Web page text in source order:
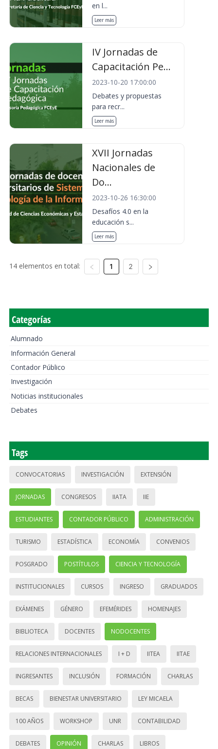
en l...
Leer más
IV Jornadas de
Capacitación Pe...
2023-10-20 17:00:00
Debates y propuestas
para recr...
Leer más
XVII Jornadas
Nacionales de
Do...
2023-10-26 16:30:00
Desafíos 4.0 en la
educación s...
Leer más
14 elementos en total: 1 2
Categorías
Alumnado
Información General
Contador Público
Investigación
Noticias institucionales
Debates
Tags
CONVOCATORIAS INVESTIGACIÓN EXTENSIÓN
JORNADAS CONGRESOS IIATA IIE
ESTUDIANTES CONTADOR PÚBLICO ADMINISTRACIÓN
TURISMO ESTADÍSTICA ECONOMÍA CONVENIOS
POSGRADO POSTÍTULOS CIENCIA Y TECNOLOGÍA
INSTITUCIONALES CURSOS INGRESO GRADUADOS
EXÁMENES GÉNERO EFEMÉRIDES HOMENAJES
BIBLIOTECA DOCENTES NODOCENTES
RELACIONES INTERNACIONALES I + D IITEA IITAE
INGRESANTES INCLUSIÓN FORMACIÓN CHARLAS
BECAS BIENESTAR UNIVERSITARIO LEY MICAELA
100 AÑOS WORKSHOP UNR CONTABILIDAD
DEBATES OPINIÓN CHARLAS LIBROS